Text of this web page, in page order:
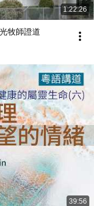
1:22:26
主日崇拜 崔世光牧師證道
39:56